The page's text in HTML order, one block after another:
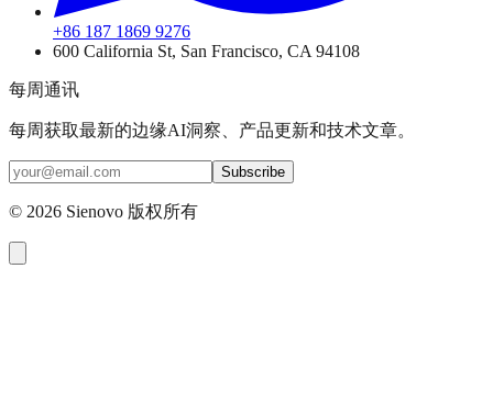
+86 187 1869 9276
600 California St, San Francisco, CA 94108
每周通讯
每周获取最新的边缘AI洞察、产品更新和技术文章。
Subscribe
© 2026 Sienovo 版权所有